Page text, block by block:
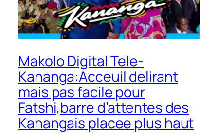
Makolo Digital Tele-
Kananga:Acceuil delirant
mais pas facile pour
Fatshi,barre d’attentes des
Kanangais placee plus haut